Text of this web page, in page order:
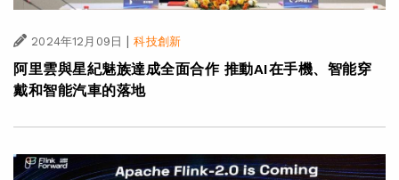
2024年12月09日 | 科技創新
阿里雲與星紀魅族達成全面合作 推動AI在手機、智能穿
戴和智能汽車的落地